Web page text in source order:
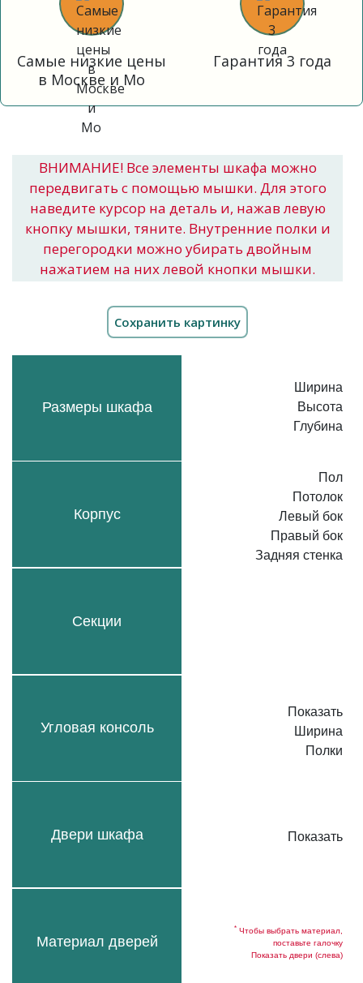
Самые низкие цены
в Москве и Мо
Гарантия 3 года
ВНИМАНИЕ! Все элементы шкафа можно
передвигать с помощью мышки. Для этого
наведите курсор на деталь и, нажав левую
кнопку мышки, тяните. Внутренние полки и
перегородки можно убирать двойным
нажатием на них левой кнопки мышки.
Размеры шкафа
Корпус
Секции
Угловая консоль
Двери шкафа
Материал дверей
Ширина
Высота
Глубина
Пол
Потолок
Левый бок
Правый бок
Задняя стенка
Показать
Ширина
Полки
Показать
* Чтобы выбрать материал,
поставьте галочку
Показать двери (слева)